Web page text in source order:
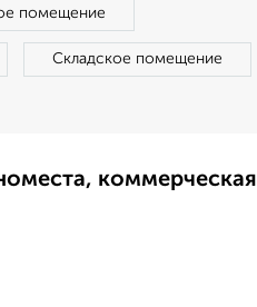
помещение
Складское помещение
коммерческая